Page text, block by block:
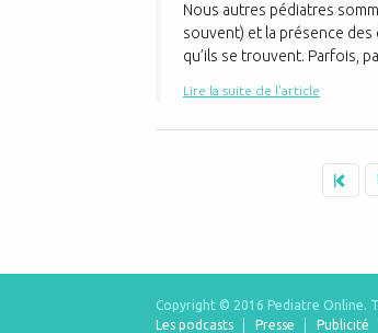
Nous autres pédiatres
souvent) et la présence
qu’ils se trouvent. Parfois,
Lire la suite de l'article
Copyright © 2016 Pediatre Online.
Les podcasts
Presse Publicité